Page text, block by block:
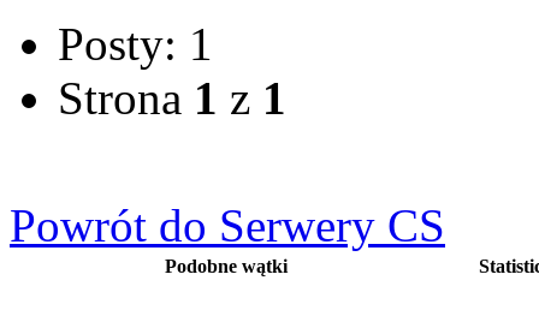
Posty: 1
Strona 1 z 1
Powrót do Serwery CS
Podobne wątki